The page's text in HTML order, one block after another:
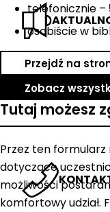
telefonicznie –
osobiście w
Przejdź na
Zobacz
Tutaj możesz
Przez ten formularz
dotyczące
możliwości
komfortowy udział.